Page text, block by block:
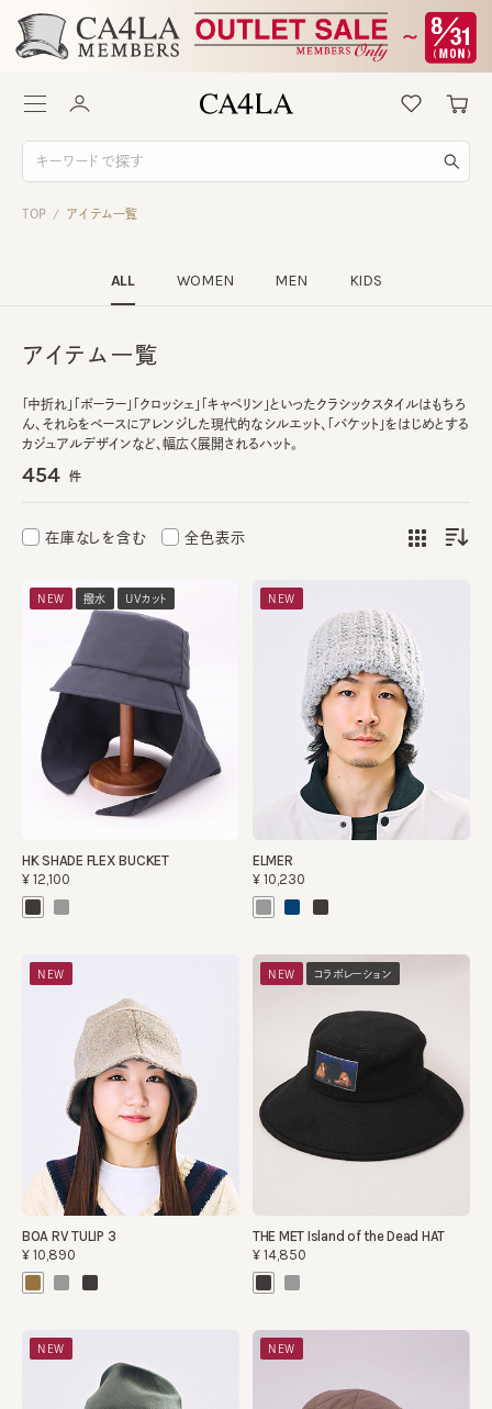
TOP / アイテム一覧
ALL WOMEN MEN KIDS
アイテム一覧
「中折れ」「ボーラー」「クロッシェ」「キャペリン」といったクラシックスタイルはもちろ
ん、それらをベースにアレンジした現代的なシルエット、「バケット」をはじめとする
カジュアルデザインなど、幅広く展開されるハット。
454 件
在庫なしを含む 全色表示
NEW 撥水 UVカット
HK SHADE FLEX BUCKET
¥12,100
NEW
ELMER
¥10,230
NEW
BOA RV TULIP 3
¥10,890
NEW コラボレーション
THE MET Island of the Dead HAT
¥14,850
NEW NEW